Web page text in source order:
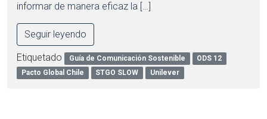
informar de manera eficaz la […]
Seguir leyendo
Etiquetado Guía de Comunicación Sostenible
ODS 12
Pacto Global Chile
STGO SLOW Unilever